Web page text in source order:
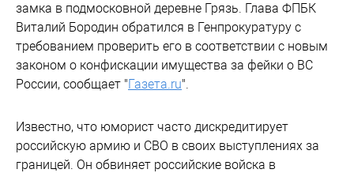
замка в подмосковной деревне Грязь. Глава ФПБК
Виталий Бородин обратился в Генпрокуратуру с
требованием проверить его в соответствии с новым
законом о конфискации имущества за фейки о ВС
России, сообщает "Газета.ru".
Известно, что юморист часто дискредитирует
российскую армию и СВО в своих выступлениях за
границей. Он обвиняет российские войска в